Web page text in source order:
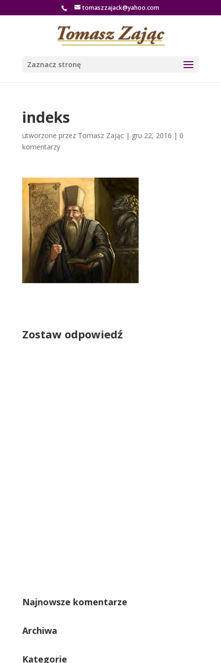
tomaszzajack@yahoo.com
Zaznacz stronę
indeks
utworzone przez Tomasz Zając| gru 22, 2016 | 0
komentarzy
Zostaw odpowiedź
Najnowsze komentarze
Archiwa
Kategorie